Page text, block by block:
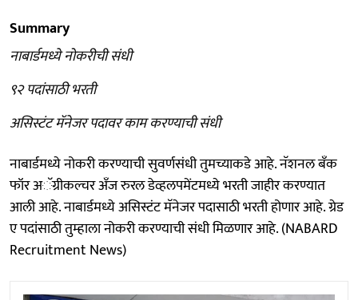
Summary
नाबार्डमध्ये नोकरीची संधी
९२ पदांसाठी भरती
असिस्टंट मॅनेजर पदावर काम करण्याची संधी
नाबार्डमध्ये नोकरी करण्याची सुवर्णसंधी तुमच्याकडे आहे. नॅशनल बँक
फॉर अॅग्रीकल्चर अँज रुरल डेव्हलपमेंटमध्ये भरती जाहीर करण्यात
आली आहे. नाबार्डमध्ये असिस्टंट मॅनेजर पदासाठी भरती होणार आहे. ग्रेड
ए पदांसाठी तुम्हाला नोकरी करण्याची संधी मिळणार आहे. (NABARD
Recruitment News)